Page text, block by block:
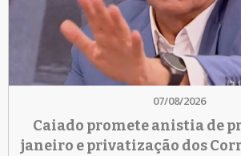
07/08/2026
Caiado promete anistia de
janeiro e privatização dos